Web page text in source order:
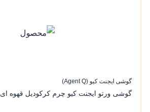
گوشی ایجنت کیو (Agent Q)
گوشی ورتو ایجنت کیو چرم کرکودیل قهوه ای